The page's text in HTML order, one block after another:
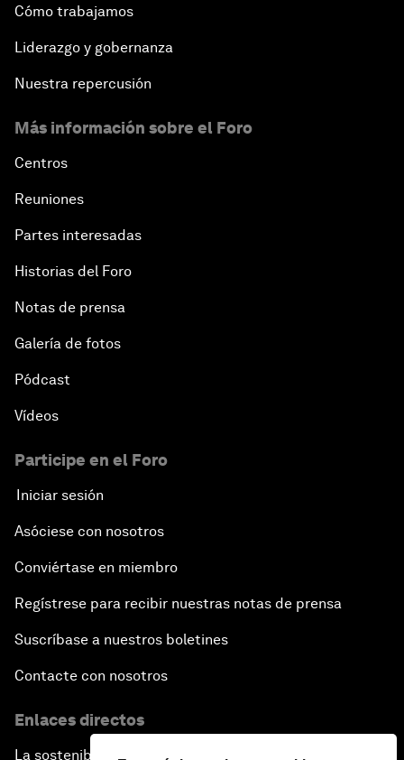
Cómo trabajamos
Liderazgo y gobernanza
Nuestra repercusión
Más información sobre el Foro
Centros
Reuniones
Partes interesadas
Historias del Foro
Notas de prensa
Galería de fotos
Pódcast
Vídeos
Participe en el Foro
Iniciar sesión
Asóciese con nosotros
Conviértase en miembro
Regístrese para recibir nuestras notas de prensa
Suscríbase a nuestros boletines
Contacte con nosotros
Enlaces directos
La sostenibilidad en el Foro